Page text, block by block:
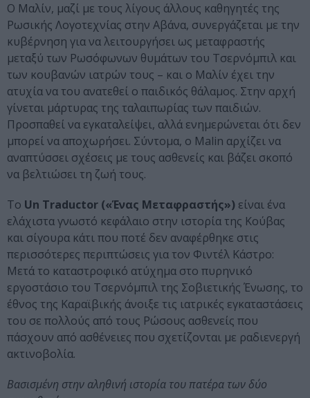
Ο Μαλίν, μαζί με τους λίγους άλλους καθηγητές της
Ρωσικής Λογοτεχνίας στην Αβάνα, συνεργάζεται με την
κυβέρνηση για να λειτουργήσει ως μεταφραστής
μεταξύ των Ρωσόφωνων θυμάτων του Τσερνόμπιλ και
των κουβανών ιατρών τους – και ο Μαλίν έχει την
ατυχία να του ανατεθεί ο παιδικός θάλαμος. Στην αρχή
γίνεται μάρτυρας της ταλαιπωρίας των παιδιών.
Προσπαθεί να εγκαταλείψει, αλλά ενημερώνεται ότι δεν
μπορεί να αποχωρήσει. Σύντομα, ο Malin αρχίζει να
αναπτύσσει σχέσεις με τους ασθενείς και βάζει σκοπό
να βελτιώσει τη ζωή τους.
Το Un Traductor («Ένας Μεταφραστής») είναι ένα
ελάχιστα γνωστό κεφάλαιο στην ιστορία της Κούβας
και σίγουρα κάτι που ποτέ δεν αναφέρθηκε στις
περισσότερες περιπτώσεις για τον Φιντέλ Κάστρο:
Μετά το καταστροφικό ατύχημα στο πυρηνικό
εργοστάσιο του Τσερνόμπιλ της Σοβιετικής Ένωσης, το
έθνος της Καραϊβικής άνοιξε τις ιατρικές εγκαταστάσεις
του σε πολλούς από τους Ρώσους ασθενείς που
πάσχουν από ασθένειες που σχετίζονται με ραδιενεργή
ακτινοβολία.
Βασισμένη στην αληθινή ιστορία του πατέρα των δύο